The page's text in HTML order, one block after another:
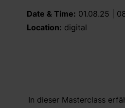
Date & Time: 01.08.25 |
Location: digital
In dieser Masterclass